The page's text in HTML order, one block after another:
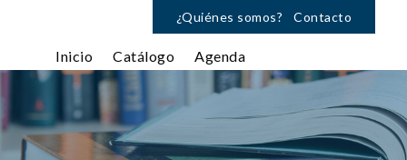
¿Quiénes somos? Contacto
Inicio Catálogo Agenda